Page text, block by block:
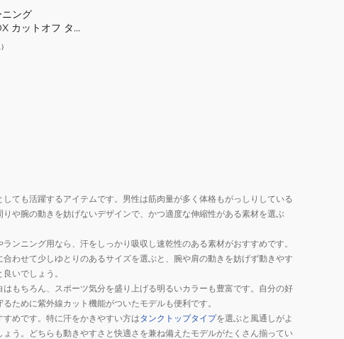
ング
カットオフ タン
ても活躍するアイテムです。男性は筋肉量が多く体格もがっしりしている
や腕の動きを妨げないデザインで、かつ適度な伸縮性がある素材を選ぶ
ンニング用なら、汗をしっかり吸収し速乾性のある素材がおすすめです。
わせて少しゆとりのあるサイズを選ぶと、腕や肩の動きを妨げず動きやす
いでしょう。
もちろん、スポーツ気分を盛り上げる明るいカラーも豊富です。自分の好
ために紫外線カット機能がついたモデルも便利です。
めです。特に汗をかきやすい方はタンクトップタイプを選ぶと風通しがよ
ょう。どちらも動きやすさと快適さを兼ね備えたモデルがたくさん揃ってい